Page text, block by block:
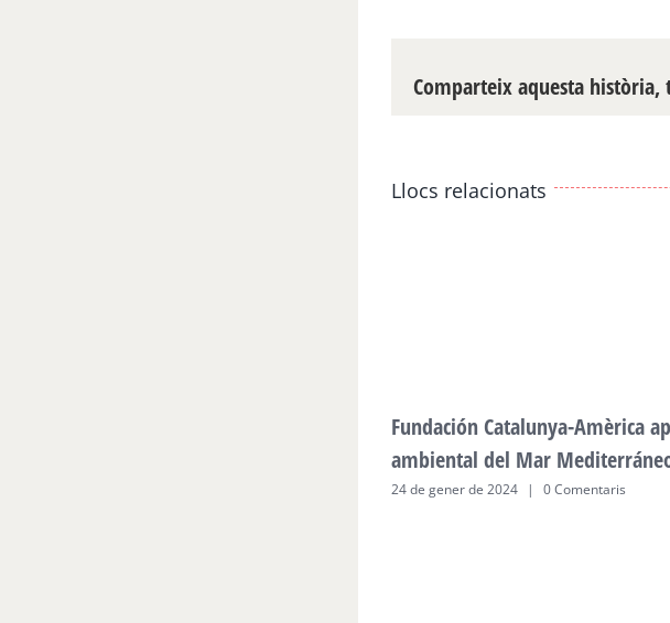
Comparteix aquesta
Llocs relacionats
Fundación Catalunya-Amèrica
ambiental del Mar
24 de gener de 2024 | 0 Comentaris